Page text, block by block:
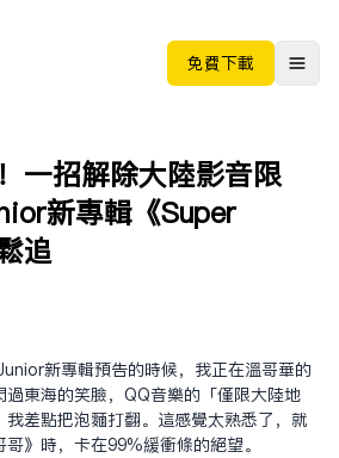
免费下载
一招解除大陸影音限
新專輯《Super
追
新專輯預告的時候，我正在溫哥華的
東海的笑臉，QQ音樂的「僅限大陸地
我差點把泡麵打翻。這感覺太熟悉了，就
》時，卡在99%緩衝條的絕望。